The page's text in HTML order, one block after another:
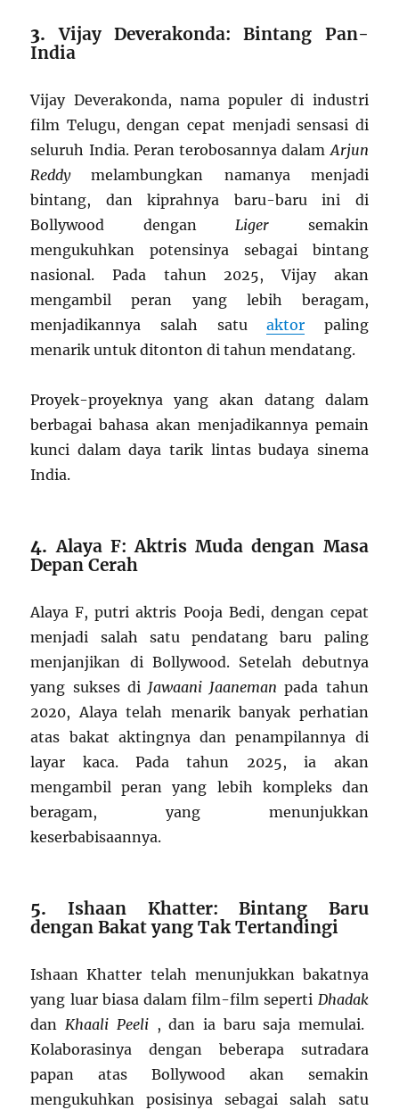
3.Vijay Deverakonda: Bintang Pan-
India
Vijay Deverakonda, nama populer di industri
film Telugu, dengan cepat menjadi sensasi di
seluruh India. Peran terobosannya dalamArjun
Reddymelambungkan namanya menjadi
bintang, dan kiprahnya baru-baru ini di
Bollywood denganLiger semakin
mengukuhkan potensinya sebagai bintang
nasional. Pada tahun 2025, Vijay akan
mengambil peran yang lebih beragam,
menjadikannya salah satuaktor paling
menarik untuk ditonton di tahun mendatang.
Proyek-proyeknya yang akan datang dalam
berbagai bahasa akan menjadikannya pemain
kunci dalam daya tarik lintas budaya sinema
India.
4.Alaya F: Aktris Muda dengan Masa
Depan Cerah
Alaya F, putri aktris Pooja Bedi, dengan cepat
menjadi salah satu pendatang baru paling
menjanjikan di Bollywood. Setelah debutnya
yang sukses di Jawaani Jaaneman pada tahun
2020, Alaya telah menarik banyak perhatian
atas bakat aktingnya dan penampilannya di
layar kaca. Pada tahun 2025, ia akan
mengambil peran yang lebih kompleks dan
beragam, yang menunjukkan
keserbabisaannya.
5. Ishaan Khatter: Bintang Baru
dengan Bakat yang Tak Tertandingi
Ishaan Khatter telah menunjukkan bakatnya
yang luar biasa dalam film-film seperti Dhadak
danKhaali Peeli, dan ia baru saja memulai.
Kolaborasinya dengan beberapa sutradara
papan atas Bollywood akan semakin
mengukuhkan posisinya sebagai salah satu